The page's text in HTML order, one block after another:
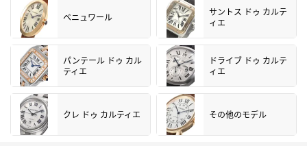
ベニュワール
サントス ドゥ カルテ
ィエ
パンテール ドゥ カル
ティエ
ドライブ ドゥ カルテ
ィエ
クレ ドゥ カルティエ その他のモデル